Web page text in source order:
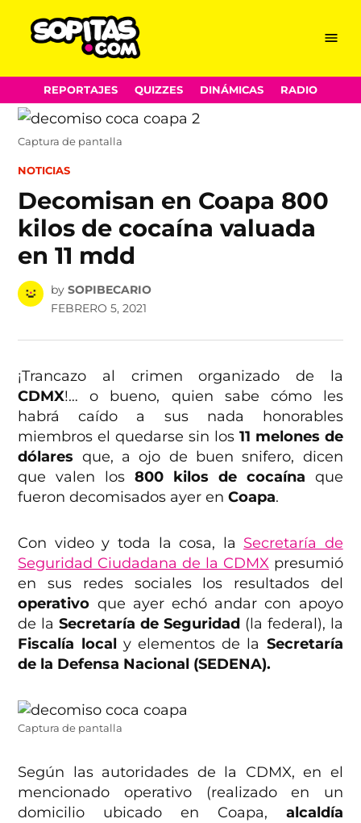
Skip
to
content
Menu
REPORTAJES QUIZZES DINÁMICAS RADIO
Captura de pantalla
POSTED
NOTICIAS
Decomisan en Coapa 800
kilos de cocaína valuada
en 11 mdd
by SOPIBECARIO
FEBRERO 5, 2021
¡Trancazo al crimen organizado de la
CDMX!… o bueno, quien sabe cómo les
habrá caído a sus nada honorables
miembros el quedarse sin los 11 melones de
dólares que, a ojo de buen snifero, dicen
que valen los800 kilos de cocaína que
fueron decomisados ayer enCoapa.
Con video y toda la cosa, la Secretaría de
Seguridad Ciudadana de la CDMXpresumió
en sus redes sociales los resultados del
operativo que ayer echó andar con apoyo
de la Secretaría de Seguridad(la federal), la
Fiscalía local y elementos de la Secretaría
de la Defensa Nacional (SEDENA).
Captura de pantalla
Según las autoridades de la CDMX, en el
mencionado operativo (realizado en un
domicilio ubicado en Coapa, alcaldía